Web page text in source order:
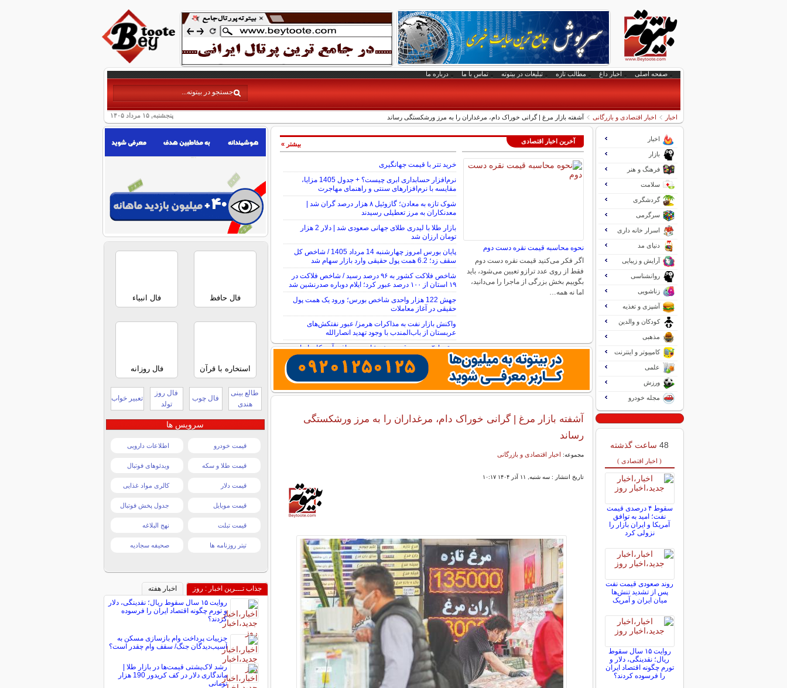
صفحه اصلی اخبار داغ مطالب تازه تبلیغات در بیتوته تماس با ما درباره ما
پنجشنبه, ۱۵ مرداد ۱۴۰۵ اخبار اخبار اقتصادی و بازرگانی آشفته بازار مرغ | گرانی خوراک دام، مرغداران را به مرز ورشکستگی رساند
آخرین اخبار اقتصادی
نحوه محاسبه قیمت نقره دست دوم
اگر فکر می‌کنید قیمت نقره دست دوم
فقط از روی عدد ترازو تعیین می‌شود، باید
بگوییم بخش بزرگی از ماجرا را می‌دانید،
اما نه همه…
خرید تتر با قیمت جهانگیری
نرم‌افزار حسابداری ابری چیست؟ + جدول 1405 مزایا،
مقایسه با نرم‌افزارهای سنتی و راهنمای مهاجرت
شوک تازه به معادن؛ گازوئیل ۸ هزار درصد گران شد |
معدنکاران به مرز تعطیلی رسیدند
بازار طلا با لیدری طلای جهانی صعودی شد | دلار 2 هزار
تومان ارزان شد
پایان بورس امروز چهارشنبه 14 مرداد 1405 / شاخص کل
سقف زد؛ 6.2 همت پول حقیقی وارد بازار سهام شد
شاخص فلاکت کشور به ۹۶ درصد رسید / شاخص فلاکت در
۱۹ استان از ۱۰۰ درصد عبور کرد؛ ایلام دوباره صدرنشین شد
جهش 122 هزار واحدی شاخص بورس؛ ورود یک همت پول
حقیقی در آغاز معاملات
واکنش بازار نفت به مذاکرات هرمز/ عبور نفتکش‌های
عربستان از باب‌المندب با وجود تهدید انصارالله
سقوط ۴ درصدی قیمت نفت؛ امید به توافق آمریکا و ایران
بازار را نزولی کرد
بیشتر »
آشفته بازار مرغ | گرانی خوراک دام، مرغداران را به مرز ورشکستگی
رساند
مجموعه: اخبار اقتصادی و بازرگانی
تاریخ انتشار : سه شنبه, ۱۱ آذر ۱۴۰۴ ۱۰:۱۷
اخبار
بازار
فرهنگ و هنر
سلامت
گردشگری
سرگرمی
اسرار خانه داری
دنیای مد
آرایش و زیبایی
روانشناسی
زناشویی
آشپزی و تغذیه
کودکان و والدین
مذهبی
کامپیوتر و اینترنت
علمی
ورزش
مجله خودرو
48 ساعت گذشته
( اخبار اقتصادی )
سقوط ۴ درصدی قیمت
نفت؛ امید به توافق
آمریکا و ایران بازار را
نزولی کرد
روند صعودی قیمت نفت
پس از تشدید تنش‌ها
میان ایران و آمریک
روایت ۱۵ سال سقوط
ریال؛ نقدینگی، دلار و
تورم چگونه اقتصاد ایران
را فرسوده کردند؟
فال حافظ فال انبیاء
استخاره با قرآن فال روزانه
طالع بینی
هندی
فال چوب
فال روز
تولد
تعبیر خواب
سرویس ها
قیمت خودرو اطلاعات دارویی
قیمت طلا و سکه ویدئوهای فوتبال
قیمت دلار کالری مواد غذایی
قیمت موبایل جدول پخش فوتبال
قیمت تبلت نهج البلاغه
تیتر روزنامه ها صحیفه سجادیه
جذاب تـــرین اخبار : روز
اخبار هفته
روایت ۱۵ سال سقوط ریال؛ نقدینگی، دلار
و تورم چگونه اقتصاد ایران را فرسوده
کردند؟
جزییات پرداخت وام بازسازی مسکن به
آسیب‌دیدگان جنگ/ سقف وام چقدر است؟
رشد لاک‌پشتی قیمت‌ها در بازار طلا |
ماندگاری دلار در کف کریدور 190 هزار
تومانی